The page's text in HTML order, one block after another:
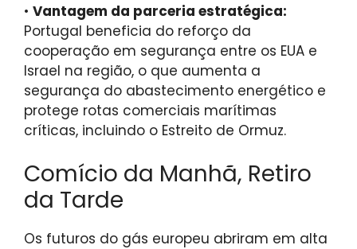
• Vantagem da parceria estratégica:
Portugal beneficia do reforço da
cooperação em segurança entre os EUA e
Israel na região, o que aumenta a
segurança do abastecimento energético e
protege rotas comerciais marítimas
críticas, incluindo o Estreito de Ormuz.
Comício da Manhã, Retiro
da Tarde
Os futuros do gás europeu abriram em alta